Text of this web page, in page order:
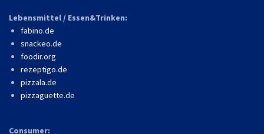
Lebensmittel / Essen&Trinken:
fabino.de
snackeo.de
foodir.org
rezeptigo.de
pizzala.de
pizzaguette.de
Consumer: